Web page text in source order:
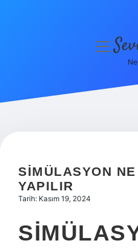
Hakkımızda
menüyü
SIMÜLASYON
YAPILIR
Tarih: Kasım 19, 2024